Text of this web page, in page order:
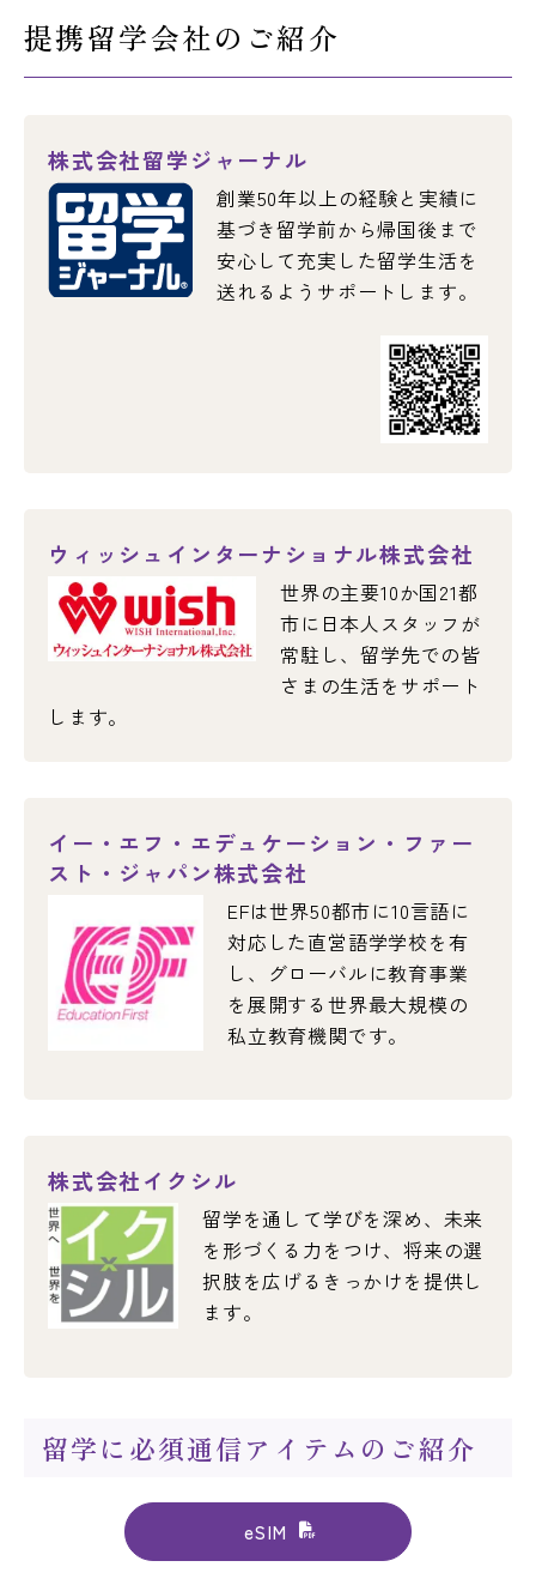
サイトマップ
提携留学会社のご紹介
株式会社留学ジャーナル
創業50年以上の経験と実績に
基づき留学前から帰国後まで
安心して充実した留学生活を
送れるようサポートします。
ウィッシュインターナショナル株式会社
世界の主要10か国21都
市に日本人スタッフが
常駐し、留学先での皆
さまの生活をサポート
します。
イー・エフ・エデュケーション・ファー
スト・ジャパン株式会社
EFは世界50都市に10言語に
対応した直営語学学校を有
し、グローバルに教育事業
を展開する世界最大規模の
私立教育機関です。
株式会社イクシル
留学を通して学びを深め、未来
を形づくる力をつけ、 将来の選
択肢を広げるきっかけを提供し
ます。
留学に必須通信アイテムのご紹介
eSIM